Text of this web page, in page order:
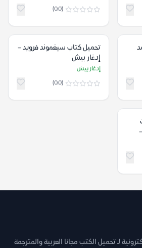
(0.0)
تحميل كتاب سيغموند فرويد –
إدغار بيش
إدغار بيش
(0.0)
لـ تحميل الكتب مجانا العربية والمترجمة